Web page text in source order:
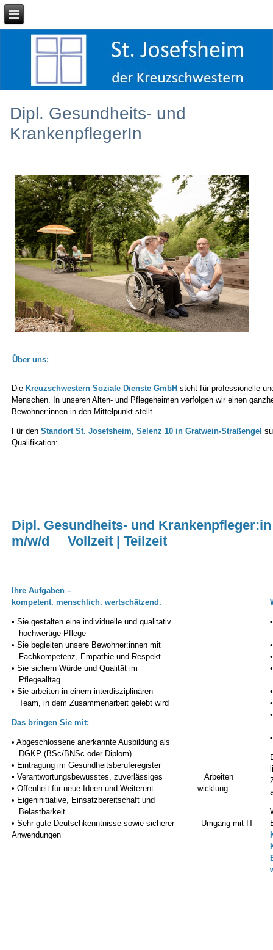
Dipl. Gesundheits- und
KrankenpflegerIn
Über uns:
Die Kreuzschwestern Soziale Dienste GmbH steht für professionelle
Menschen. In unseren Alten- und Pflegeheimen verfolgen wir einen
Bewohner:innen in den Mittelpunkt stellt.
Für denStandort St. Josefsheim, Selenz 10 in Gratwein-Straßengel
Qualifikation:
Dipl. Gesundheits- und
m/w/d Vollzeit | Teilzeit
Ihre Aufgaben –
kompetent. menschlich. wertschätzend.
• Sie gestalten eine individuelle und qualitativ
hochwertige Pflege
• Sie begleiten unsere Bewohner:innen mit
Fachkompetenz, Empathie und Respekt
• Sie sichern Würde und Qualität im
Pflegealltag
• Sie arbeiten in einem interdisziplinären
Team, in dem Zusammenarbeit gelebt wird
Das bringen Sie mit:
• Abgeschlossene anerkannte Ausbildung als
DGKP (BSc/BNSc oder Diplom)
• Eintragung im Gesundheitsberuferegister
• Verantwortungsbewusstes, zuverlässiges Arbeiten
• Offenheit für neue Ideen und Weiterent- wicklung
• Eigeninitiative, Einsatzbereitschaft und
Belastbarkeit
• Sehr gute Deutschkenntnisse sowie sicherer Umgang mit IT-
Anwendungen